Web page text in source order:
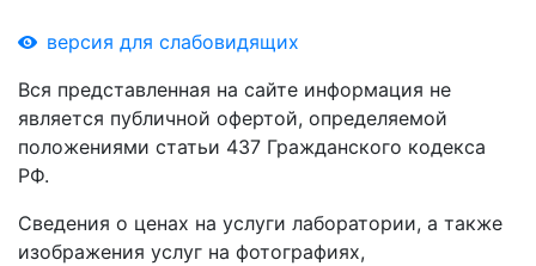
версия для слабовидящих
Вся представленная на сайте информация не
является публичной офертой, определяемой
положениями статьи 437 Гражданского кодекса
РФ.
Сведения о ценах на услуги лаборатории, а также
изображения услуг на фотографиях,